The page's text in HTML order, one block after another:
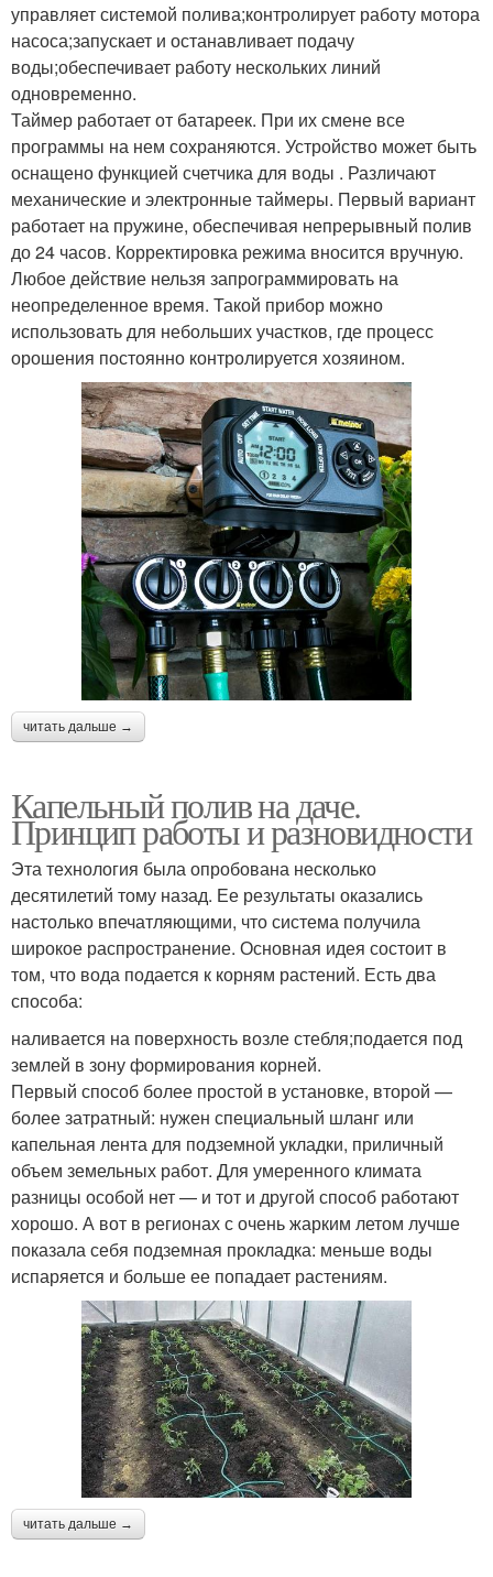
управляет системой полива;контролирует работу мотора
насоса;запускает и останавливает подачу
воды;обеспечивает работу нескольких линий
одновременно.
Таймер работает от батареек. При их смене все
программы на нем сохраняются. Устройство может быть
оснащено функцией счетчика для воды . Различают
механические и электронные таймеры. Первый вариант
работает на пружине, обеспечивая непрерывный полив
до 24 часов. Корректировка режима вносится вручную.
Любое действие нельзя запрограммировать на
неопределенное время. Такой прибор можно
использовать для небольших участков, где процесс
орошения постоянно контролируется хозяином.
читать дальше →
Капельный полив на даче.
Принцип работы и разновидности
Эта технология была опробована несколько
десятилетий тому назад. Ее результаты оказались
настолько впечатляющими, что система получила
широкое распространение. Основная идея состоит в
том, что вода подается к корням растений. Есть два
способа:
наливается на поверхность возле стебля;подается под
землей в зону формирования корней.
Первый способ более простой в установке, второй —
более затратный: нужен специальный шланг или
капельная лента для подземной укладки, приличный
объем земельных работ. Для умеренного климата
разницы особой нет — и тот и другой способ работают
хорошо. А вот в регионах с очень жарким летом лучше
показала себя подземная прокладка: меньше воды
испаряется и больше ее попадает растениям.
читать дальше →